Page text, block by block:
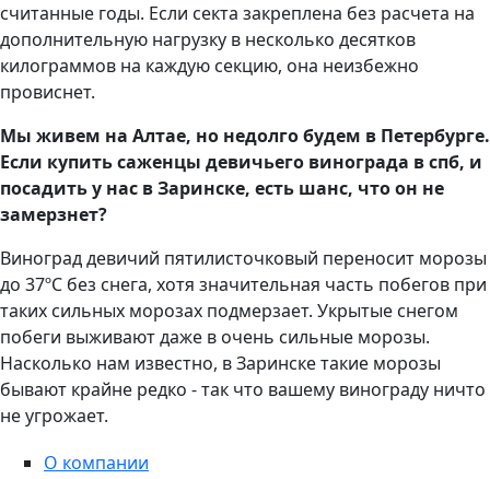
считанные годы. Если секта закреплена без расчета на
дополнительную нагрузку в несколько десятков
килограммов на каждую секцию, она неизбежно
провиснет.
Мы живем на Алтае, но недолго будем в Петербурге.
Если купить саженцы девичьего винограда в спб, и
посадить у нас в Заринске, есть шанс, что он не
замерзнет?
Виноград девичий пятилисточковый переносит морозы
до 37ºС без снега, хотя значительная часть побегов при
таких сильных морозах подмерзает. Укрытые снегом
побеги выживают даже в очень сильные морозы.
Насколько нам известно, в Заринске такие морозы
бывают крайне редко - так что вашему винограду ничто
не угрожает.
О компании